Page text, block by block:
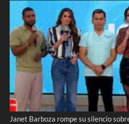
Janet Barboza rompe su silencio